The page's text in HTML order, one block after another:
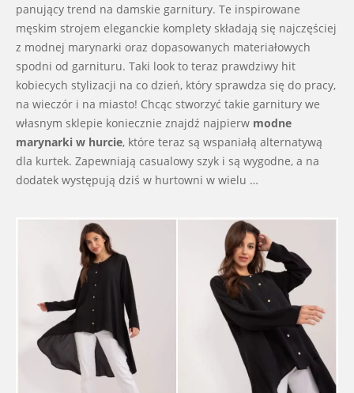
19
panujący trend na damskie garnitury. Te inspirowane
męskim strojem eleganckie komplety składają się najczęściej
z modnej marynarki oraz dopasowanych materiałowych
spodni od garnituru. Taki look to teraz prawdziwy hit
kobiecych stylizacji na co dzień, który sprawdza się do pracy,
na wieczór i na miasto! Chcąc stworzyć takie garnitury we
własnym sklepie koniecznie znajdź najpierw modne
marynarki w hurcie, które teraz są wspaniałą alternatywą
dla kurtek. Zapewniają casualowy szyk i są wygodne, a na
dodatek występują dziś w hurtowni w wielu …